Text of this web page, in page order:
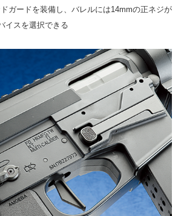
ガードを装備し、バレルには14mmの正ネジが
イスを選択できる